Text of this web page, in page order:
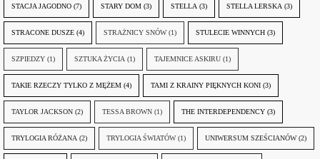
STACJA JAGODNO (7) STARY DOM (3) STELLA (3) STELLA LERSKA (3)
STRACONE DUSZE (4) STRAŻNICY SNÓW (1) STULECIE WINNYCH (3)
SZPIEDZY (1) SZTUKA ŻYCIA (1) TAJEMNICE ASKIRU (1)
TAKIE RZECZY TYLKO Z MĘŻEM (4) TAMI Z KRAINY PIĘKNYCH KONI (3)
TAYLOR JACKSON (2) TESSA BROWN (1) THE INTERDEPENDENCY (3)
TRYLOGIA RÓŻANA (2) TRYLOGIA ŚWIATÓW (1) UNIWERSUM SZEŚCIANÓW (2)